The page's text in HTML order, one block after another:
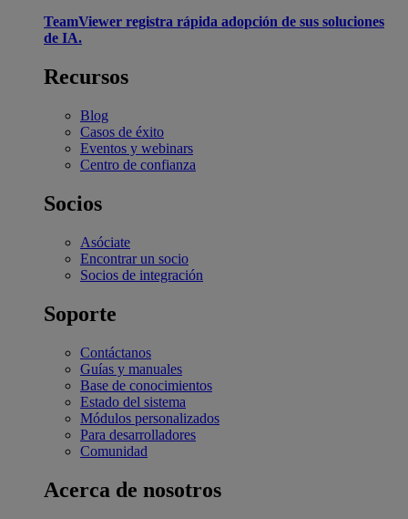
TeamViewer registra rápida adopción de sus soluciones
de IA.
Recursos
Blog
Casos de éxito
Eventos y webinars
Centro de confianza
Socios
Asóciate
Encontrar un socio
Socios de integración
Soporte
Contáctanos
Guías y manuales
Base de conocimientos
Estado del sistema
Módulos personalizados
Para desarrolladores
Comunidad
Acerca de nosotros